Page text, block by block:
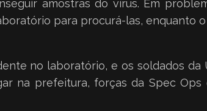
amostras do vírus. Em
para procurá-las, enquanto
no laboratório, e os soldados da
na prefeitura, forças da Spec